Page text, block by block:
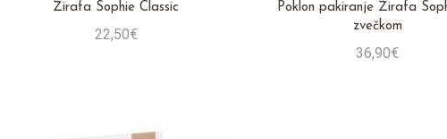
Žirafa Sophie Classic
22,50€
Poklon pakiranje Žirafa
zvečkom
36,90€